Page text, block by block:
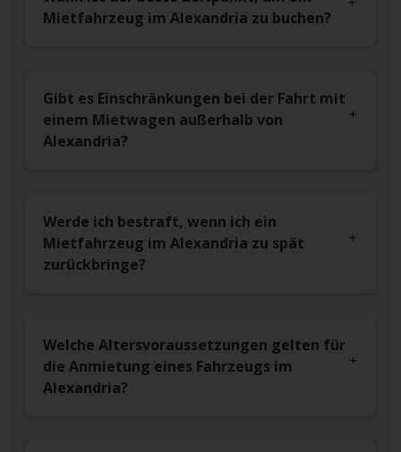
Mietfahrzeug im Alexandria zu buchen?
Gibt es Einschränkungen bei der Fahrt mit
einem Mietwagen außerhalb von
Alexandria?
Werde ich bestraft, wenn ich ein
Mietfahrzeug im Alexandria zu spät
zurückbringe?
Welche Altersvoraussetzungen gelten für
die Anmietung eines Fahrzeugs im
Alexandria?